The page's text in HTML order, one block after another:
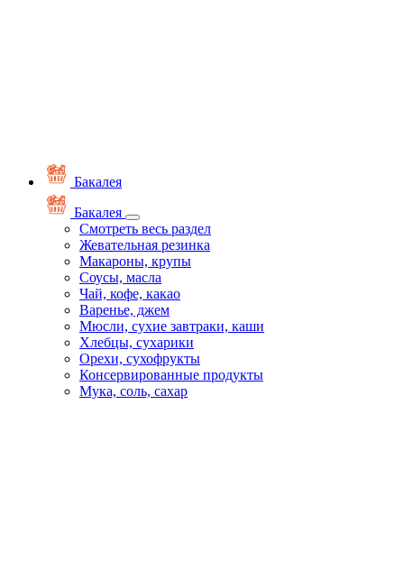
Бакалея
Бакалея
Смотреть весь раздел
Жевательная резинка
Макароны, крупы
Соусы, масла
Чай, кофе, какао
Варенье, джем
Мюсли, сухие завтраки, каши
Хлебцы, сухарики
Орехи, сухофрукты
Консервированные продукты
Мука, соль, сахар